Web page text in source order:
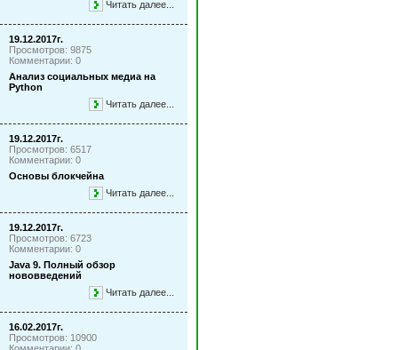
Читать далее...
19.12.2017г.
Просмотров: 9875
Комментарии: 0
Анализ социальных медиа на
Python
Читать далее...
19.12.2017г.
Просмотров: 6517
Комментарии: 0
Основы блокчейна
Читать далее...
19.12.2017г.
Просмотров: 6723
Комментарии: 0
Java 9. Полный обзор
нововведений
Читать далее...
16.02.2017г.
Просмотров: 10900